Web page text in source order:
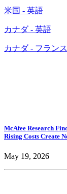
米国 - 英語
カナダ - 英語
カナダ - フラン
McAfee Research
Rising Costs Create
May 19, 2026